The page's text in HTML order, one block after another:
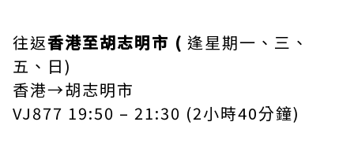
往返香港至胡志明市 ( 逢星期一、三、
五、日)
香港→胡志明市
VJ877 19:50 – 21:30 (2小時40分鐘)